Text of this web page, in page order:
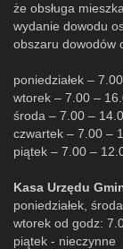
że obsługa
wydanie dowodu
obszaru dowodów
poniedziałek –
wtorek – 7.00 –
środa – 7.00 –
czwartek – 7.00 –
piątek – 7.00 –
Kasa Urzędu
poniedziałek,
wtorek od godz:
piątek - nieczynne